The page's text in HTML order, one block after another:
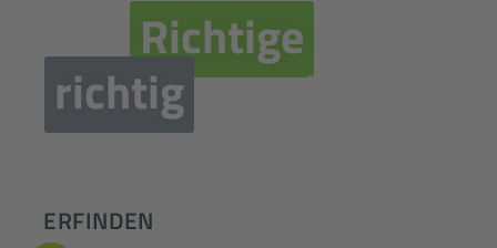
Richtige
richtigentwickeln
ERFINDEN